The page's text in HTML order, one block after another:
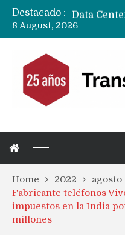
Destacado :
8 August, 2026
Home 2022 agosto
Fabricante teléfonos
impuestos en la India
millones